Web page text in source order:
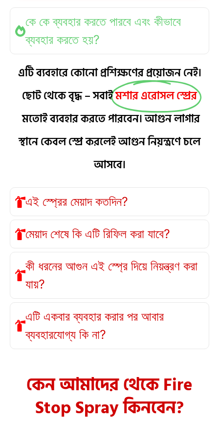
কে কে ব্যবহার করতে পারবে এবং কীভাবে
ব্যবহার করতে হয়?
এটি ব্যবহারে কোনো প্রশিক্ষণের প্রয়োজন নেই।
ছোট থেকে বৃদ্ধ – সবাইমশার এরোসল স্প্রের
মতোই ব্যবহার করতে পারবেন। আগুন লাগার
স্থানে কেবল স্প্রে করলেই আগুন নিয়ন্ত্রণে চলে
আসবে।
এই স্প্রের মেয়াদ কতদিন?
মেয়াদ শেষে কি এটি রিফিল করা যাবে?
কী ধরনের আগুন এই স্প্রে দিয়ে নিয়ন্ত্রণ করা
যায়?
এটি একবার ব্যবহার করার পর আবার
ব্যবহারযোগ্য কি না?
কেন আমাদের থেকে Fire
Stop Spray কিনবেন?